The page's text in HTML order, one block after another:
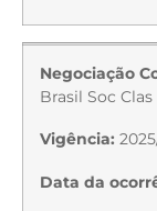
Negociação
Brasil Soc
Vigência:
Data da